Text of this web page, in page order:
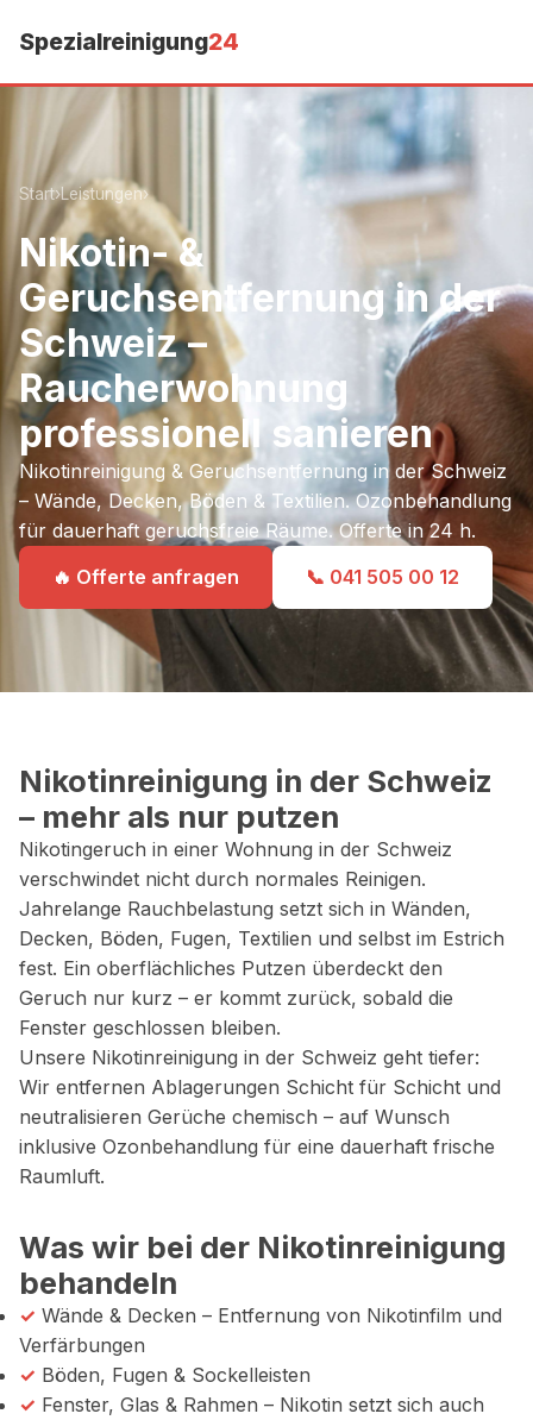
Spezialreinigung24
Start›Leistungen›
Nikotin- &
Geruchsentfernung in der
Schweiz –
Raucherwohnung
professionell sanieren
Nikotinreinigung & Geruchsentfernung in der Schweiz
– Wände, Decken, Böden & Textilien. Ozonbehandlung
für dauerhaft geruchsfreie Räume. Offerte in 24 h.
🔥 Offerte anfragen
📞 041 505 00 12
Nikotinreinigung in der Schweiz
– mehr als nur putzen
Nikotingeruch in einer Wohnung in der Schweiz
verschwindet nicht durch normales Reinigen.
Jahrelange Rauchbelastung setzt sich in Wänden,
Decken, Böden, Fugen, Textilien und selbst im Estrich
fest. Ein oberflächliches Putzen überdeckt den
Geruch nur kurz – er kommt zurück, sobald die
Fenster geschlossen bleiben.
Unsere Nikotinreinigung in der Schweiz geht tiefer:
Wir entfernen Ablagerungen Schicht für Schicht und
neutralisieren Gerüche chemisch – auf Wunsch
inklusive Ozonbehandlung für eine dauerhaft frische
Raumluft.
Was wir bei der Nikotinreinigung
behandeln
✓ Wände & Decken – Entfernung von Nikotinfilm und
Verfärbungen
✓ Böden, Fugen & Sockelleisten
✓ Fenster, Glas & Rahmen – Nikotin setzt sich auch